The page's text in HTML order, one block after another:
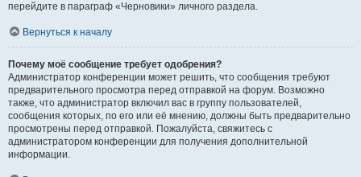
перейдите в параграф «Черновики» личного раздела.
Вернуться к началу
Почему моё сообщение требует одобрения?
Администратор конференции может решить, что сообщения требуют
предварительного просмотра перед отправкой на форум. Возможно
также, что администратор включил вас в группу пользователей,
сообщения которых, по его или её мнению, должны быть предварительно
просмотрены перед отправкой. Пожалуйста, свяжитесь с
администратором конференции для получения дополнительной
информации.